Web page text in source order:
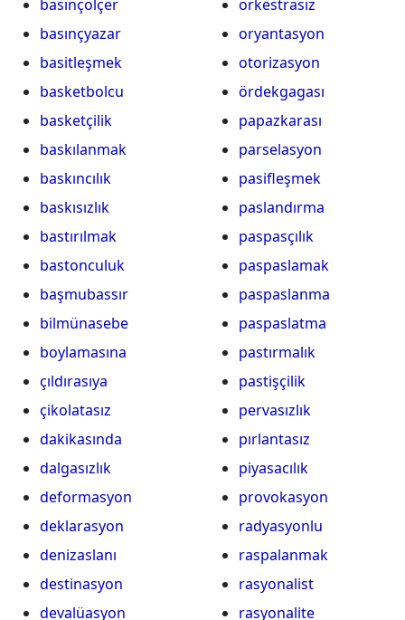
basınçölçer
basınçyazar
basitleşmek
basketbolcu
basketçilik
baskılanmak
baskıncılık
baskısızlık
bastırılmak
bastonculuk
başmubassır
bilmünasebe
boylamasına
çıldırasıya
çikolatasız
dakikasında
dalgasızlık
deformasyon
deklarasyon
denizaslanı
destinasyon
devalüasyon
orkestrasız
oryantasyon
otorizasyon
ördekgagası
papazkarası
parselasyon
pasifleşmek
paslandırma
paspasçılık
paspaslamak
paspaslanma
paspaslatma
pastırmalık
pastişçilik
pervasızlık
pırlantasız
piyasacılık
provokasyon
radyasyonlu
raspalanmak
rasyonalist
rasyonalite